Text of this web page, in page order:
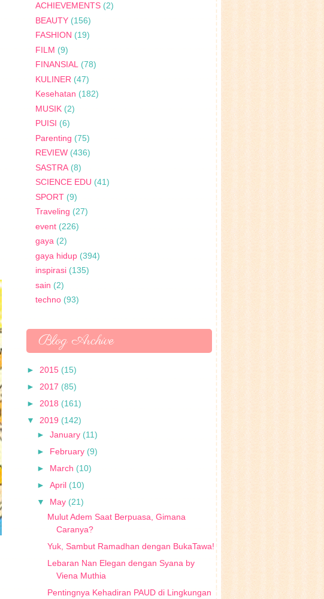
ACHIEVEMENTS (2)
BEAUTY (156)
FASHION (19)
FILM (9)
FINANSIAL (78)
KULINER (47)
Kesehatan (182)
MUSIK (2)
PUISI (6)
Parenting (75)
REVIEW (436)
SASTRA (8)
SCIENCE EDU (41)
SPORT (9)
Traveling (27)
event (226)
gaya (2)
gaya hidup (394)
inspirasi (135)
sain (2)
techno (93)
Blog Archive
► 2015 (15)
► 2017 (85)
► 2018 (161)
▼ 2019 (142)
► January (11)
► February (9)
► March (10)
► April (10)
▼ May (21)
Mulut Adem Saat Berpuasa, Gimana
Caranya?
Yuk, Sambut Ramadhan dengan BukaTawa!
Lebaran Nan Elegan dengan Syana by
Viena Muthia
Pentingnya Kehadiran PAUD di Lingkungan